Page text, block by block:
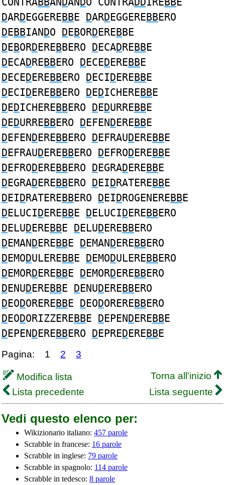
DARDEGGEREBBE DARDEGGEREBBERO
DEBBIANDO DEBORDEREBBE
DEBORDEREBBERO DECADREBBE
DECADREBBERO DECEDEREBBE
DECEDEREBBERO DECIDEREBBE
DECIDEREBBERO DEDICHEREBBE
DEDICHEREBBERO DEDURREBBE
DEDURREBBERO DEFENDEREBBE
DEFENDEREBBERO DEFRAUDEREBBE
DEFRAUDEREBBERO DEFRODEREBBE
DEFRODEREBBERO DEGRADEREBBE
DEGRADEREBBERO DEIDRATEREBBE
DEIDRATEREBBERO DEIDROGENEREBBE
DELUCIDEREBBE DELUCIDEREBBERO
DELUDEREBBE DELUDEREBBERO
DEMANDEREBBE DEMANDEREBBERO
DEMODULEREBBE DEMODULEREBBERO
DEMORDEREBBE DEMORDEREBBERO
DENUDEREBBE DENUDEREBBERO
DEODOREREBBE DEODOREREBBERO
DEODORIZZEREBBE DEPENDEREBBE
DEPENDEREBBERO DEPREDEREBBE
Pagina: 1 2 3
Modifica lista
Torna all'inizio
Lista precedente
Lista seguente
Vedi questo elenco per:
Wikizionario italiano: 457 parole
Scrabble in francese: 16 parole
Scrabble in inglese: 79 parole
Scrabble in spagnolo: 114 parole
Scrabble in tedesco: 8 parole